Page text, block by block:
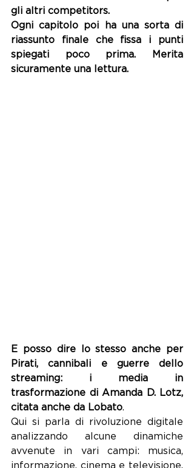
gli altri competitors.
Ogni capitolo poi ha una sorta di
riassunto finale che fissa i punti
spiegati poco prima. Merita
sicuramente una lettura.
E posso dire lo stesso anche per
Pirati, cannibali e guerre dello
streaming: i media in
trasformazione di Amanda D. Lotz,
citata anche da Lobato.
Qui si parla di rivoluzione digitale
analizzando alcune dinamiche
avvenute in vari campi: musica,